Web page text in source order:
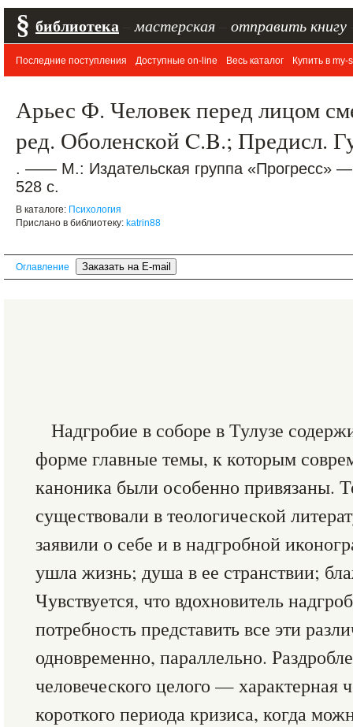
§ библиотека мастерская отправить книгу
Последние поступления Доступные on-line Весь каталог Купить в my-
Арьес Ф. Человек перед лицом
ред. Оболенской C.B.; Предисл.
. —— М.: Издательская группа «Прогресс»
528 с.
В каталоге: Психология
Прислано в библиотеку: katrin88
Оглавление
Надгробие в соборе в Тулузе
форме главные темы, к которым
каноника были особенно привязаны.
существовали в теологической
заявили о себе и в надгробной
ушла жизнь; душа в ее странствии;
Чувствуется, что вдохновитель
потребность представить все эти
одновременно, параллельно.
человеческого целого — характерная
короткого периода кризиса, когда